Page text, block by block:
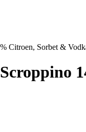
Citroen, Sorbet &